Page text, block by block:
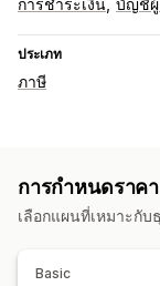
การชำระเงิน บัญชีผู้
ประเภท
ภาษี
การคำนวณภาษี
การลงทะเบียน
การกำหนดราคา
เลือกแผนที่เหมาะกั
Basic